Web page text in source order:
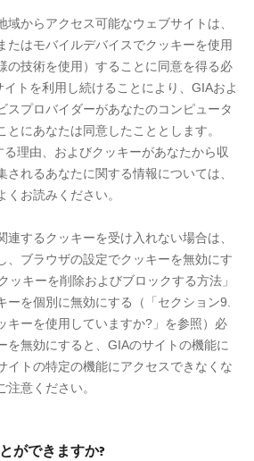
域からアクセス可能なウェブサイトは、
たはモバイルデバイスでクッキーを使用
の技術を使用）することに同意を得る必
トを利用し続けることにより、GIAおよ
スプロバイダーがあなたのコンピュータ
とにあなたは同意したこととします。
理由、およびクッキーがあなたから収
れるあなたに関する情報については、
お読みください。
連するクッキーを受け入れない場合は、
、ブラウザの設定でクッキーを無効にす
ッキーを削除およびブロックする方法」
ーを個別に無効にする（「セクション9.
キーを使用していますか?」を参照）必
を無効にすると、GIAのサイトの機能に
イトの特定の機能にアクセスできなくな
注意ください。
ができますか?